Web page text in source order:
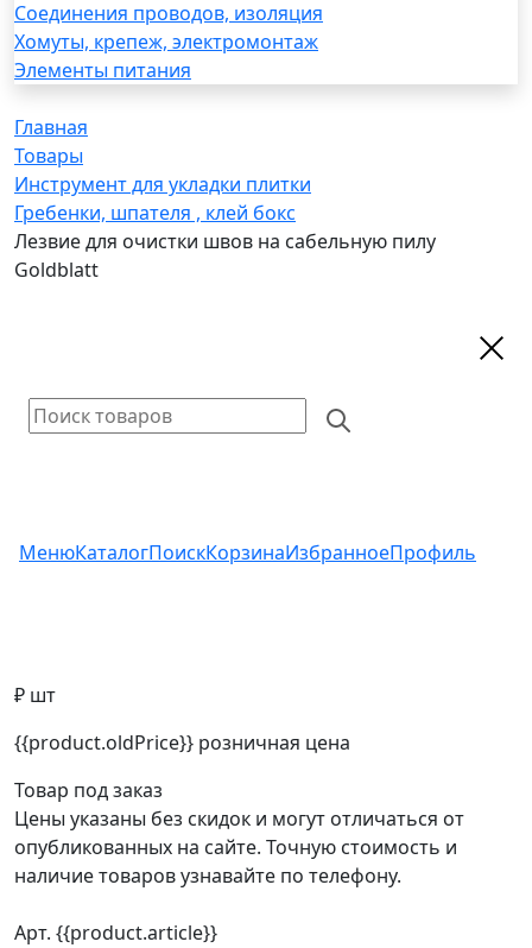
Соединения проводов, изоляция
Хомуты, крепеж, электромонтаж
Элементы питания
Главная
Товары
Инструмент для укладки плитки
Гребенки, шпателя , клей бокс
Лезвие для очистки швов на сабельную пилу
Goldblatt
МенюКаталогПоискКорзинаИзбранноеПрофиль
₽ шт
{{product.oldPrice}} розничная цена
Товар под заказ
Цены указаны без скидок и могут отличаться от
опубликованных на сайте. Точную стоимость и
наличие товаров узнавайте по телефону.
Арт. {{product.article}}